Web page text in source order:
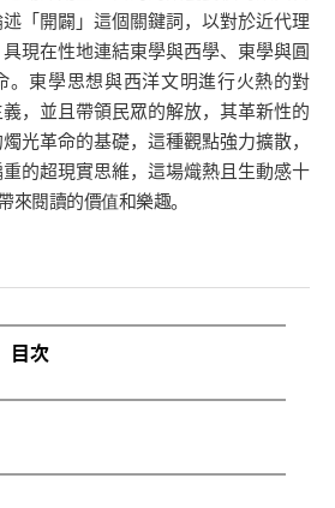
「開闢」這個關鍵詞，以對於近代理
現在性地連結東學與西學、東學與圓
。東學思想與西洋文明進行火熱的對
，並且帶領民眾的解放，其革新性的
光革命的基礎，這種觀點強力擴散，
的超現實思維，這場熾熱且生動感十
來閱讀的價值和樂趣。
目次